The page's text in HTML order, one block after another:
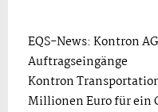
EQS-News: Kontron
Auftragseingänge
Kontron
Millionen Euro für ein